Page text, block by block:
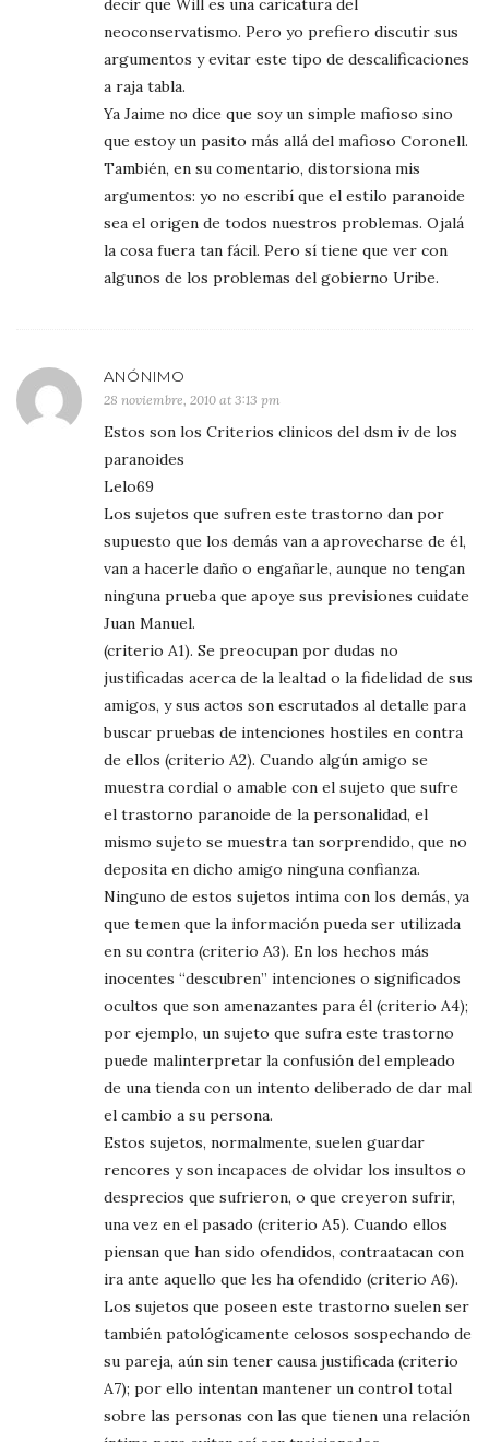
decir que Will es una caricatura del
neoconservatismo. Pero yo prefiero discutir sus
argumentos y evitar este tipo de descalificaciones
a raja tabla.
Ya Jaime no dice que soy un simple mafioso sino
que estoy un pasito más allá del mafioso Coronell.
También, en su comentario, distorsiona mis
argumentos: yo no escribí que el estilo paranoide
sea el origen de todos nuestros problemas. Ojalá
la cosa fuera tan fácil. Pero sí tiene que ver con
algunos de los problemas del gobierno Uribe.
ANÓNIMO
28 noviembre, 2010 at 3:13 pm
Estos son los Criterios clinicos del dsm iv de los
paranoides
Lelo69
Los sujetos que sufren este trastorno dan por
supuesto que los demás van a aprovecharse de él,
van a hacerle daño o engañarle, aunque no tengan
ninguna prueba que apoye sus previsiones cuidate
Juan Manuel.
(criterio A1). Se preocupan por dudas no
justificadas acerca de la lealtad o la fidelidad de sus
amigos, y sus actos son escrutados al detalle para
buscar pruebas de intenciones hostiles en contra
de ellos (criterio A2). Cuando algún amigo se
muestra cordial o amable con el sujeto que sufre
el trastorno paranoide de la personalidad, el
mismo sujeto se muestra tan sorprendido, que no
deposita en dicho amigo ninguna confianza.
Ninguno de estos sujetos intima con los demás, ya
que temen que la información pueda ser utilizada
en su contra (criterio A3). En los hechos más
inocentes “descubren” intenciones o significados
ocultos que son amenazantes para él (criterio A4);
por ejemplo, un sujeto que sufra este trastorno
puede malinterpretar la confusión del empleado
de una tienda con un intento deliberado de dar mal
el cambio a su persona.
Estos sujetos, normalmente, suelen guardar
rencores y son incapaces de olvidar los insultos o
desprecios que sufrieron, o que creyeron sufrir,
una vez en el pasado (criterio A5). Cuando ellos
piensan que han sido ofendidos, contraatacan con
ira ante aquello que les ha ofendido (criterio A6).
Los sujetos que poseen este trastorno suelen ser
también patológicamente celosos sospechando de
su pareja, aún sin tener causa justificada (criterio
A7); por ello intentan mantener un control total
sobre las personas con las que tienen una relación